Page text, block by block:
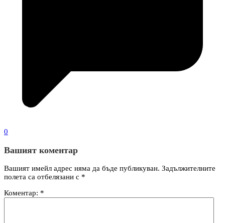
0
Вашият коментар
Вашият имейл адрес няма да бъде публикуван. Задължителните
полета са отбелязани с *
Коментар: *